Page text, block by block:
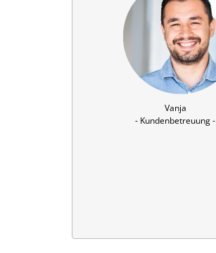
Vanja
- Kundenbetreuung -